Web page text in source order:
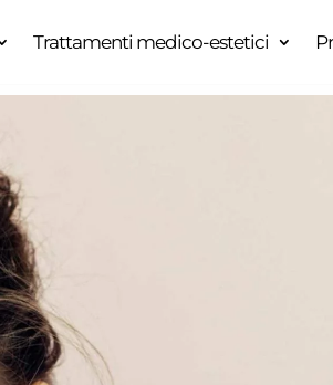
Trattamenti medico-estetici